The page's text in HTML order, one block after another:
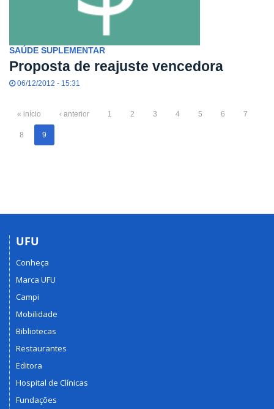
SAÚDE SUPLEMENTAR
Proposta de reajuste vencedora
06/12/2012 - 15:31
« início ‹ anterior 1 2 3 4 5 6 7
8 9
UFU
Conheça
Marca UFU
Campi
Mobilidade
Bibliotecas
Restaurantes
Editora
Hospital de Clínicas
Fundações